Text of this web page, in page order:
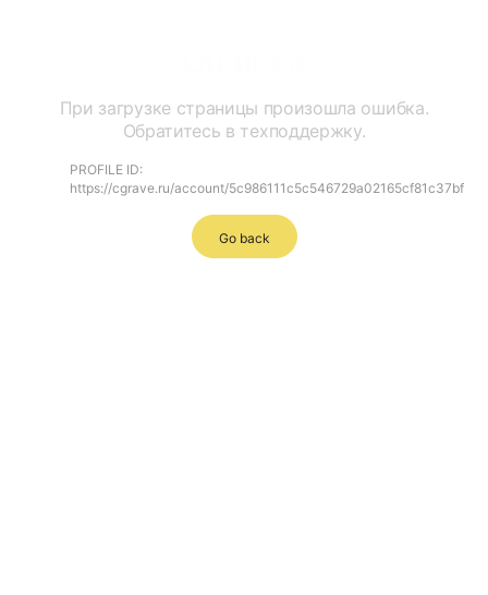
При загрузке страницы произошла ошибка.
Обратитесь в техподдержку.
PROFILE ID:
https://cgrave.ru/account/5c986111c5c546729a02165cf81c37bf
Go back